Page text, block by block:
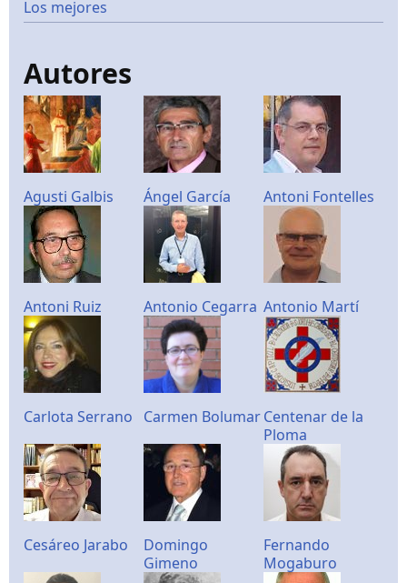
Los mejores
Autores
Agusti Galbis Ángel García Antoni Fontelles
Antoni Ruiz Antonio Cegarra Antonio Martí
Carlota Serrano Carmen BolumarCentenar de la
Ploma
Cesáreo Jarabo
Domingo
Gimeno
Fernando
Mogaburo